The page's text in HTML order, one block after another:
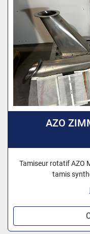
AZO
Tamiseur rotatif AZO
tamis